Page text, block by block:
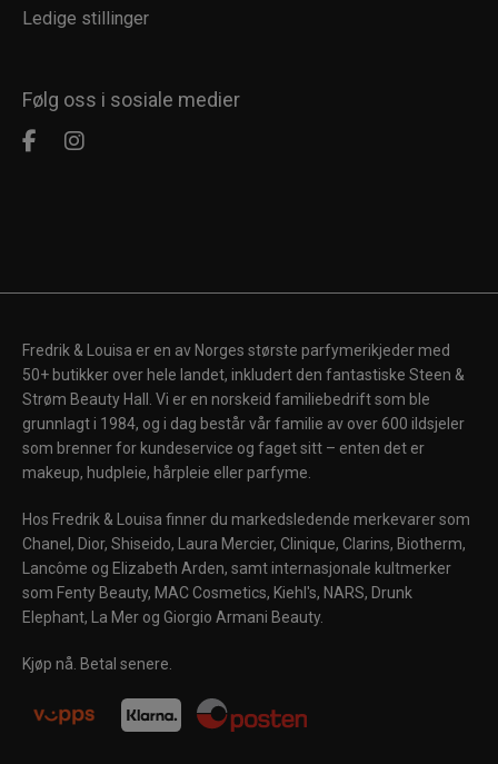
Ledige stillinger
Følg oss i sosiale medier
Fredrik & Louisa er en av Norges største parfymerikjeder med
50+ butikker over hele landet, inkludert den fantastiske Steen &
Strøm Beauty Hall. Vi er en norskeid familiebedrift som ble
grunnlagt i 1984, og i dag består vår familie av over 600 ildsjeler
som brenner for kundeservice og faget sitt – enten det er
makeup, hudpleie, hårpleie eller parfyme.
Hos Fredrik & Louisa finner du markedsledende merkevarer som
Chanel, Dior, Shiseido, Laura Mercier, Clinique, Clarins, Biotherm,
Lancôme og Elizabeth Arden, samt internasjonale kultmerker
som Fenty Beauty, MAC Cosmetics, Kiehl's, NARS, Drunk
Elephant, La Mer og Giorgio Armani Beauty.
Kjøp nå. Betal senere.